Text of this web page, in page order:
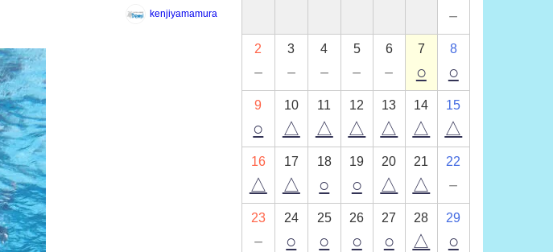
kenjiyamamura －
2
－
3
－
4
－
5
－
6
－
7
○
8
○
9
○
10
△
11
△
12
△
13
△
14
△
15
△
16
△
17
△
18
○
19
○
20
△
21
△
22
－
23
－
24
○
25
○
26
○
27
○
28
△
29
○